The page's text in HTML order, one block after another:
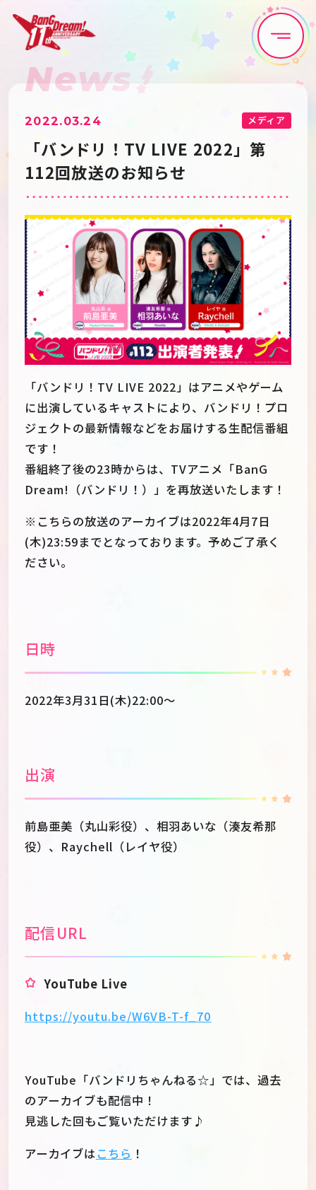
Home News
Live•Event Discography
Artist Anime
Game Media
Schedule About
Goods
News
2022.03.24 メディア
「バンドリ！TV LIVE 2022」第
112回放送のお知らせ
「バンドリ！TV LIVE 2022」はアニメやゲーム
に出演しているキャストにより、バンドリ！プロ
ジェクトの最新情報などをお届けする生配信番組
です！
番組終了後の23時からは、TVアニメ「BanG
Dream!（バンドリ！）」を再放送いたします！
※こちらの放送のアーカイブは2022年4月7日
(木)23:59までとなっております。予めご了承く
ださい。
日時
2022年3月31日(木)22:00～
出演
前島亜美（丸山彩役）、相羽あいな（湊友希那
役）、Raychell（レイヤ役）
配信URL
YouTube Live
https://youtu.be/W6VB-T-f_70
YouTube「バンドリちゃんねる☆」では、過去
のアーカイブも配信中！
見逃した回もご覧いただけます♪
アーカイブは こちら ！